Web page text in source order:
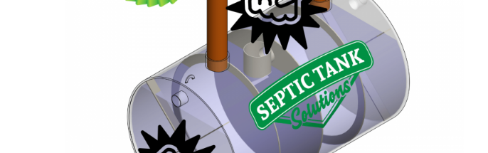
Cămin Pluviale (Filtrare Frunze)